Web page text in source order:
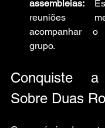
assembleias:
reuniões
acompanhar
grupo.
Conquiste a
Sobre Duas